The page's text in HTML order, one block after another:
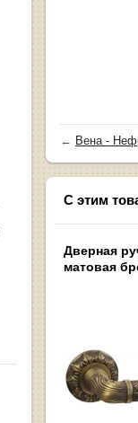
← Вена -
С этим
Дверная
матовая